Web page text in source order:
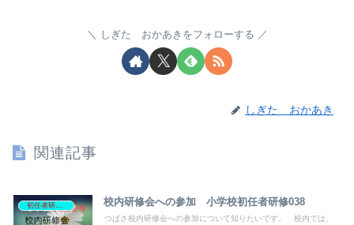
しぎた おかあきをフォローする
しぎた おかあき
関連記事
初任者研修資料 校内研修会への参加 小学校初任者研修038
つばさ校内研修会への参加について知りたいです。 校内では、